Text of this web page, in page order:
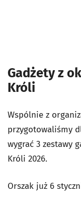
Gadżety z
Króli
Wspólnie z
przygotowaliśmy
wygrać 3 zestawy
Króli 2026.
Orszak już 6